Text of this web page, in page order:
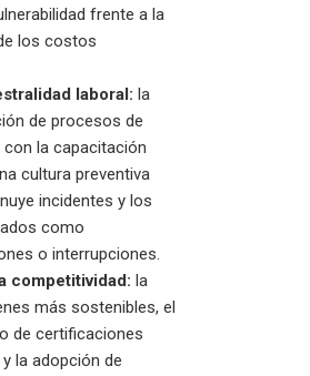
frente a la
los costos
laboral: la
de procesos de
la capacitación
cultura preventiva
incidentes y los
como
o interrupciones.
competitividad: la
más sostenibles, el
de certificaciones
la adopción de